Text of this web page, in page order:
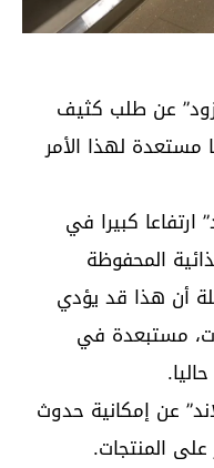
عن طلب كثيف
مستعدة لهذا الأمر
كبيرا في
المحفوظة
أن هذا قد يؤدي
مستبعدة في
عن إمكانية حدوث
المنتجات.